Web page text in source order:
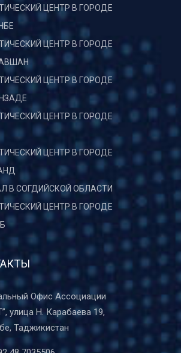
ЦЕНТР В ГОРОДЕ
ЦЕНТР В ГОРОДЕ
ЦЕНТР В ГОРОДЕ
ЦЕНТР В ГОРОДЕ
ЦЕНТР В ГОРОДЕ
В СОГДИЙСКОЙ ОБЛАСТИ
ЦЕНТР В ГОРОДЕ
Офис Ассоциации
улица Н. Карабаева 19,
Таджикистан